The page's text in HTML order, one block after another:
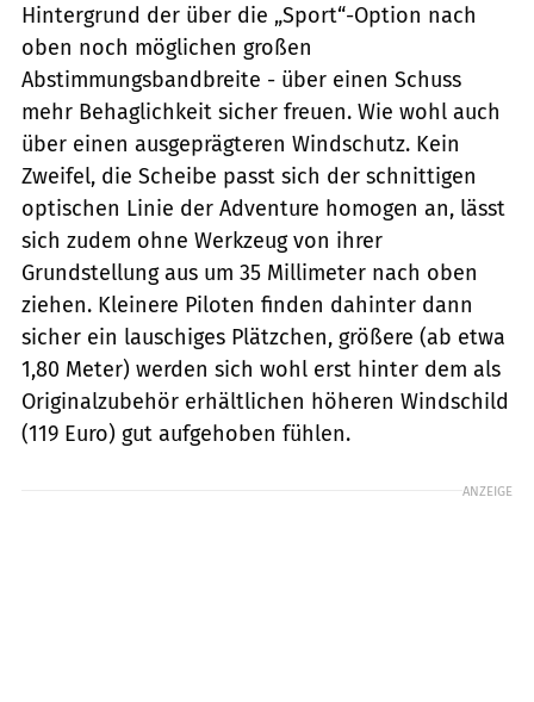
Hintergrund der über die „Sport“-Option nach
oben noch möglichen großen
Abstimmungsbandbreite - über einen Schuss
mehr Behaglichkeit sicher freuen. Wie wohl auch
über einen ausgeprägteren Windschutz. Kein
Zweifel, die Scheibe passt sich der schnittigen
optischen Linie der Adventure homogen an, lässt
sich zudem ohne Werkzeug von ihrer
Grundstellung aus um 35 Millimeter nach oben
ziehen. Kleinere Piloten finden dahinter dann
sicher ein lauschiges Plätzchen, größere (ab etwa
1,80 Meter) werden sich wohl erst hinter dem als
Originalzubehör erhältlichen höheren Windschild
(119 Euro) gut aufgehoben fühlen.
ANZEIGE